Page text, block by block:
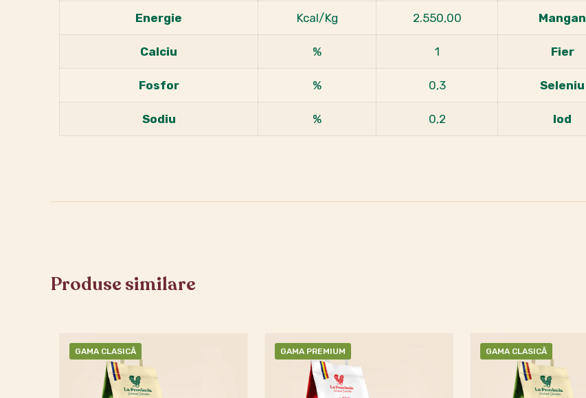
Energie Kcal/Kg 2.550,00 Mangan
Calciu % 1 Fier
Fosfor % 0,3 Seleniu
Sodiu % 0,2 Iod
Produse similare
GAMA CLASICĂ GAMA PREMIUM GAMA CLASICĂ